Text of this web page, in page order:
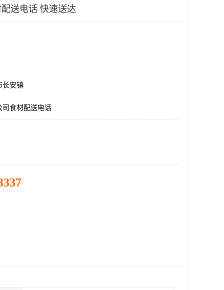
送电话 快速送达
长安镇
司食材配送电话